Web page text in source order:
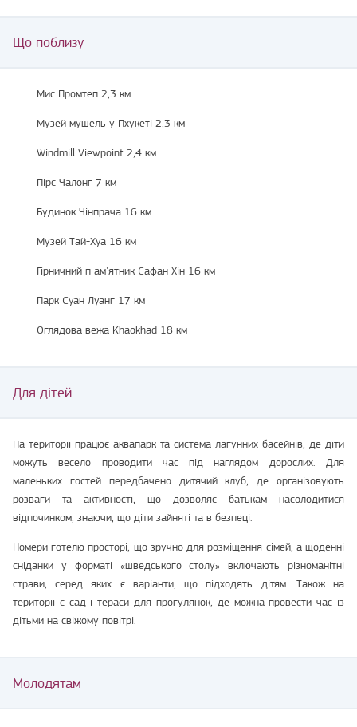
Що поблизу
Мис Промтеп 2,3 км
Музей мушель у Пхукеті 2,3 км
Windmill Viewpoint 2,4 км
Пірс Чалонг 7 км
Будинок Чінпрача 16 км
Музей Тай-Хуа 16 км
Гірничний п ам'ятник Сафан Хін 16 км
Парк Суан Луанг 17 км
Оглядова вежа Khaokhad 18 км
Для дітей
На території працює аквапарк та система лагунних басейнів, де діти
можуть весело проводити час під наглядом дорослих. Для
маленьких гостей передбачено дитячий клуб, де організовують
розваги та активності, що дозволяє батькам насолодитися
відпочинком, знаючи, що діти зайняті та в безпеці.
Номери готелю просторі, що зручно для розміщення сімей, а щоденні
сніданки у форматі «шведського столу» включають різноманітні
страви, серед яких є варіанти, що підходять дітям. Також на
території є сад і тераси для прогулянок, де можна провести час із
дітьми на свіжому повітрі.
Молодятам